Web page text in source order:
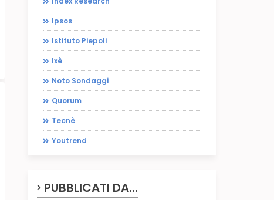
Ipsos
Istituto Piepoli
Ixè
Noto Sondaggi
Quorum
Tecnè
Youtrend
PUBBLICATI DA...